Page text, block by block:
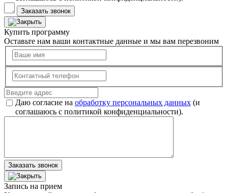
Заказать звонок
Купить программу
Оставьте нам ваши контактные данные и мы вам перезвоним
Даю согласие на обработку персональных данных(и
соглашаюсь с политикой конфиденциальности).
Заказать звонок
Запись на прием